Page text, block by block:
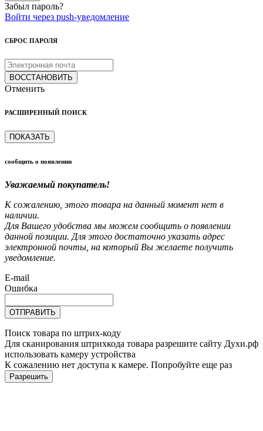
Забыл пароль?
Войти через push-уведомление
СБРОС ПАРОЛЯ
ВОССТАНОВИТЬ
Отменить
РАСШИРЕННЫЙ ПОИСК
ПОКАЗАТЬ
сообщить о появлении
Уважаемый покупатель!
К сожалению, этого товара на данный момент нет в
наличии.
Для Вашего удобства мы можем сообщить о появлении
данной позиции. Для этого достаточно указать адрес
электронной почты, на который Вы желаете получить
уведомление.
E-mail
Ошибка
ОТПРАВИТЬ
Поиск товара по штрих-коду
Для сканирования штрихкода товара разрешите сайту Духи.рф
использовать камеру устройства
К сожалению нет доступа к камере. Попробуйте еще раз
Разрешить